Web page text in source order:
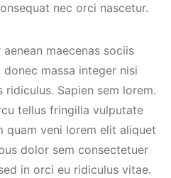
nec orci nascetur.
maecenas sociis
massa integer nisi
Sapien sem lorem.
tellus fringilla vulputate
quam veni lorem elit aliquet
dolor sem consectetuer
in orci eu ridiculus vitae.